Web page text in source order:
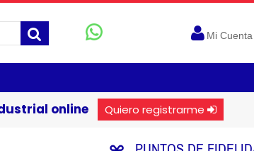
Mi Cuenta
online Quiero registrarme